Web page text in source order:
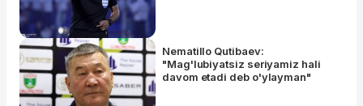
Nematillo Qutibaev:
"Mag'lubiyatsiz seriyamiz hali
davom etadi deb o'ylayman"